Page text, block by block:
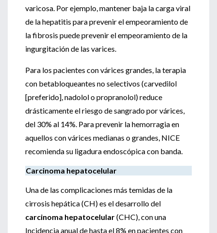
varicosa. Por ejemplo, mantener baja la carga viral
de la hepatitis para prevenir el empeoramiento de
la fibrosis puede prevenir el empeoramiento de la
ingurgitación de las varices.
Para los pacientes con várices grandes, la terapia
con betabloqueantes no selectivos (carvedilol
[preferido], nadolol o propranolol) reduce
drásticamente el riesgo de sangrado por várices,
del 30% al 14%. Para prevenir la hemorragia en
aquellos con várices medianas o grandes, NICE
recomienda su ligadura endoscópica con banda.
Carcinoma hepatocelular
Una de las complicaciones más temidas de la
cirrosis hepática (CH) es el desarrollo del
carcinoma hepatocelular(CHC), con una
Incidencia anual de hasta el 8% en pacientes con